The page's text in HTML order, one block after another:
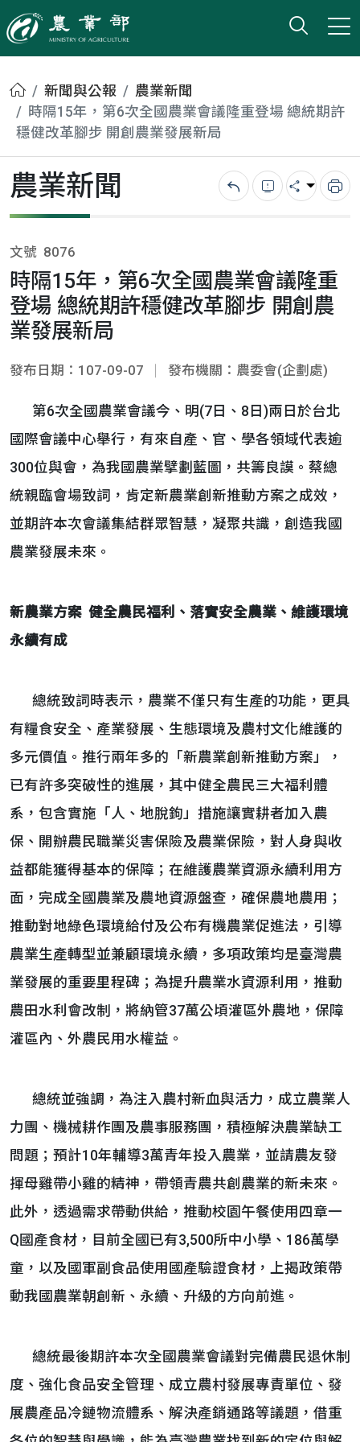
農業部
打開
小版
首頁新聞與公報
農業新聞
時隔15年，第6次全國農業會議隆重登場 總統期許
穩健改革腳步 開創農業發展新局
農業新聞 回上一頁錯誤回報
分享 列
文號 8076
時隔15年，第6次全國農業會議隆重
登場 總統期許穩健改革腳步 開創農
業發展新局
發布日期：107-09-07 發布機關：農委會(企劃處)
第6次全國農業會議今、明(7日、8日)兩日於台北
國際會議中心舉行，有來自產、官、學各領域代表逾
300位與會，為我國農業擘劃藍圖，共籌良謨。蔡總
統親臨會場致詞，肯定新農業創新推動方案之成效，
並期許本次會議集結群眾智慧，凝聚共識，創造我國
農業發展未來。
新農業方案 健全農民福利、落實安全農業、維護環境
永續有成
總統致詞時表示，農業不僅只有生產的功能，更具
有糧食安全、產業發展、生態環境及農村文化維護的
多元價值。推行兩年多的「新農業創新推動方案」，
已有許多突破性的進展，其中健全農民三大福利體
系，包含實施「人、地脫鉤」措施讓實耕者加入農
保、開辦農民職業災害保險及農業保險，對人身與收
益都能獲得基本的保障；在維護農業資源永續利用方
面，完成全國農業及農地資源盤查，確保農地農用；
推動對地綠色環境給付及公布有機農業促進法，引導
農業生產轉型並兼顧環境永續，多項政策均是臺灣農
業發展的重要里程碑；為提升農業水資源利用，推動
農田水利會改制，將納管37萬公頃灌區外農地，保障
灌區內、外農民用水權益。
總統並強調，為注入農村新血與活力，成立農業人
力團、機械耕作團及農事服務團，積極解決農業缺工
問題；預計10年輔導3萬青年投入農業，並請農友發
揮母雞帶小雞的精神，帶領青農共創農業的新未來。
此外，透過需求帶動供給，推動校園午餐使用四章一
Q國產食材，目前全國已有3,500所中小學、186萬學
童，以及國軍副食品使用國產驗證食材，上揭政策帶
動我國農業朝創新、永續、升級的方向前進。
總統最後期許本次全國農業會議對完備農民退休制
度、強化食品安全管理、成立農村發展專責單位、發
展農產品冷鏈物流體系、解決產銷通路等議題，借重